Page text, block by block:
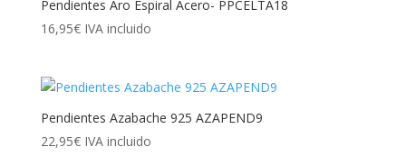
Pendientes Aro Espiral Acero- PPCELTA18
16,95€ IVA incluido
Pendientes Azabache 925 AZAPEND9
22,95€ IVA incluido